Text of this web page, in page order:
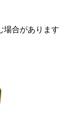
場合があります